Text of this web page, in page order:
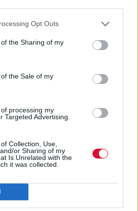
Opt Outs
the Sharing of my
the Sale of my
processing my
Targeted Advertising.
Collection, Use,
or Sharing of my
Is Unrelated with the
it was collected.
showcases
16 και των ημιτελικών. Την
έχουν αναλάβει ο Medicin1
Chico δημιουργός του